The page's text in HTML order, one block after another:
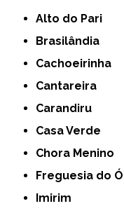
Alto do Pari
Brasilândia
Cachoeirinha
Cantareira
Carandiru
Casa Verde
Chora Menino
Freguesia do Ó
Imirim